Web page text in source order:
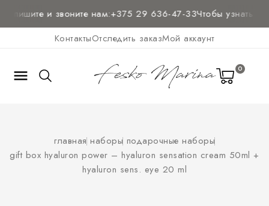
пишите и звоните нам:+375 29 636-47-33Чтобы узнать
КонтактыОтследить заказМой аккаунт
 0
главная наборы подарочные наборы
gift box hyaluron power – hyaluron sensation cream 50ml +
hyaluron sens. eye 20 ml